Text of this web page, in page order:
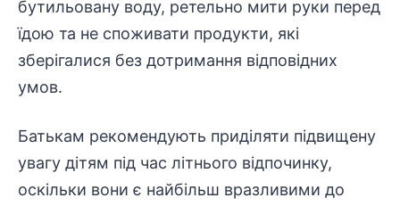
бутильовану воду, ретельно мити руки перед
їдою та не споживати продукти, які
зберігалися без дотримання відповідних
умов.
Батькам рекомендують приділяти підвищену
увагу дітям під час літнього відпочинку,
оскільки вони є найбільш вразливими до